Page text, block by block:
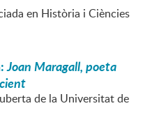
en Història i Ciències
Joan Maragall, poeta
de la Universitat de